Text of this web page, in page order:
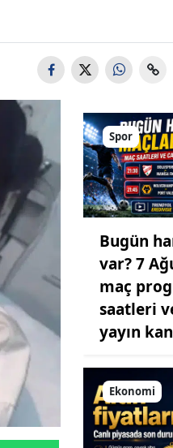
Spor
Bugün
var? 7
maç
saatleri
yayın
Ekonomi